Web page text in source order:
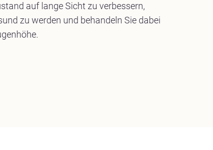
auf lange Sicht zu verbessern,
zu werden und behandeln Sie dabei